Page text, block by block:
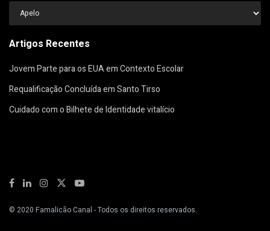
Categorias
Artigos Recentes
Jovem Parte para os EUA em Contexto Escolar
Requalificação Concluída em Santo Tirso
Cuidado com o Bilhete de Identidade vitalício
© 2020 Famalicão Canal - Todos os direitos reservados.